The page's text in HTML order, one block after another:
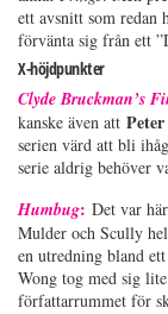
ett avsnitt som
förvänta sig från ett
X-höjdpunkter
Clyde Bruckman’s
kanske även att
serien värd att bli
serie aldrig behöver
Humbug: Det var
Mulder och Scully
en utredning bland
Wong tog med sig
författarrummet för